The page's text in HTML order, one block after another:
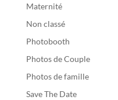
Maternité
Non classé
Photobooth
Photos de Couple
Photos de famille
Save The Date